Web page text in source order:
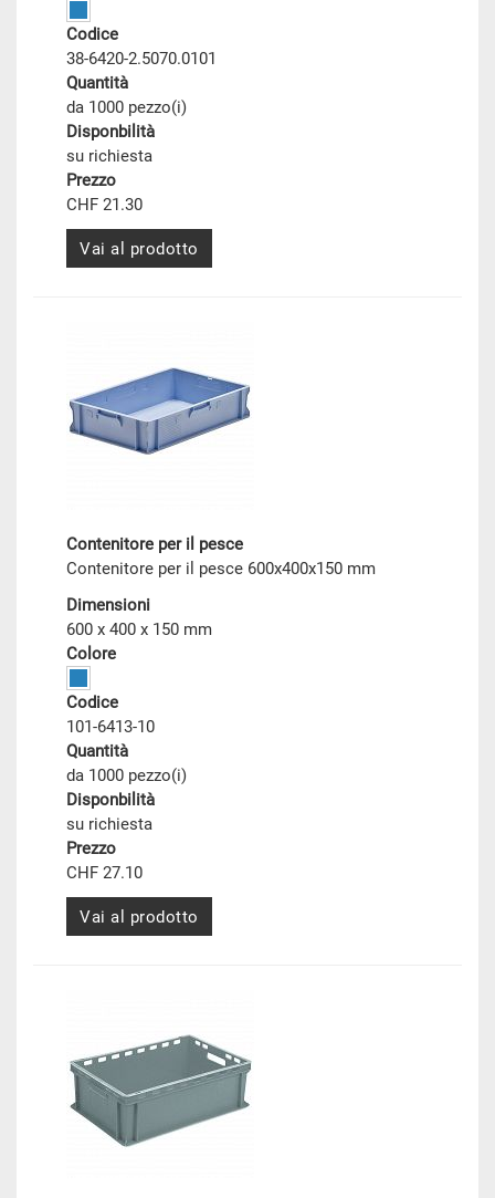
Codice
38-6420-2.5070.0101
Quantità
da 1000 pezzo(i)
Disponbilità
su richiesta
Prezzo
CHF 21.30
Vai al prodotto
Contenitore per il pesce
Contenitore per il pesce 600x400x150 mm
Dimensioni
600 x 400 x 150 mm
Colore
Codice
101-6413-10
Quantità
da 1000 pezzo(i)
Disponbilità
su richiesta
Prezzo
CHF 27.10
Vai al prodotto